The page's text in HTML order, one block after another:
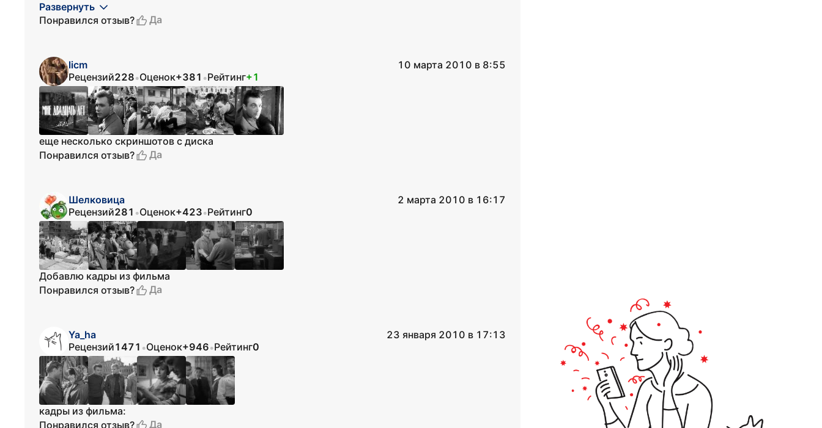
Развернуть
Понравился отзыв?
Да
licm
10 марта 2010 в 8:55
Рецензий228•Оценок+381 •Рейтинг+1
еще несколько скриншотов с диска
Понравился отзыв?
Да
Шелковица
2 марта 2010 в 16:17
Рецензий281 •Оценок+423•Рейтинг0
Добавлю кадры из фильма
Понравился отзыв?
Да
Ya_ha
23 января 2010 в 17:13
Рецензий1471 •Оценок+946•Рейтинг0
кадры из фильма:
Понравился отзыв?
Да